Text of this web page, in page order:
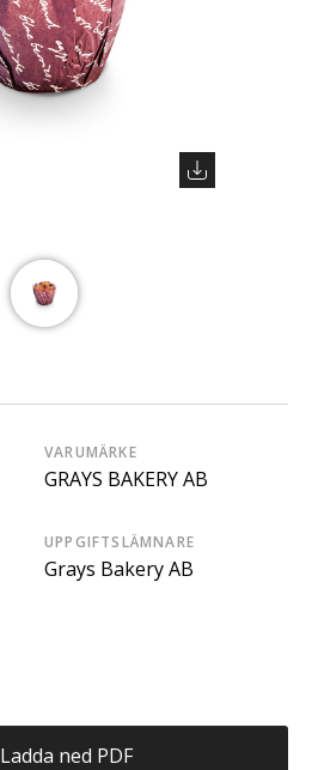
VARUMÄRKE
GRAYS BAKERY AB
UPPGIFTSLÄMNARE
Grays Bakery AB
Ladda ned PDF